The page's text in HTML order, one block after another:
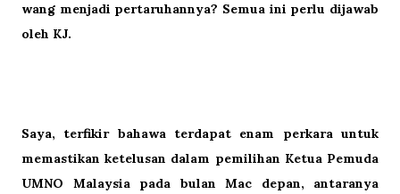
wang menjadi pertaruhannya? Semua ini perlu dijawab
oleh KJ.
Saya, terfikir bahawa terdapat enam perkara untuk
memastikan ketelusan dalam pemilihan Ketua Pemuda
UMNO Malaysia pada bulan Mac depan, antaranya